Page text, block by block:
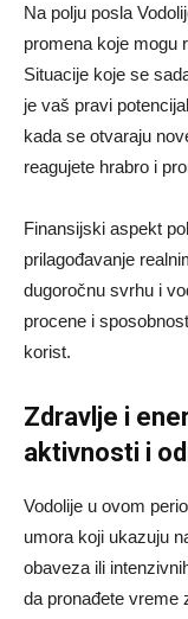
Na polju posla
promena koje mogu
Situacije koje se
je vaš pravi
kada se otvaraju
reagujete hrabro i
Finansijski aspekt
prilagođavanje
dugoročnu svrhu i
procene i
korist.
Zdravlje i
aktivnosti i
Vodolije u ovom
umora koji ukazuju
obaveza ili
da pronađete vreme